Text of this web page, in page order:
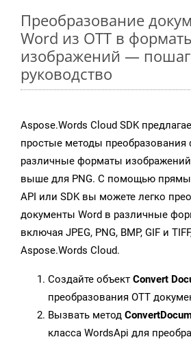
Преобразование
Word из OTT в
изображений —
руководство
Aspose.Words Cloud SDK
простые методы преобразования
различные форматы
выше для PNG. С помощью
API или SDK вы можете легко
документы Word в различные
включая JPEG, PNG, BMP, GIF и
Aspose.Words Cloud.
Создайте объект Convert
преобразования OTT
Вызвать метод
класса WordsApi для